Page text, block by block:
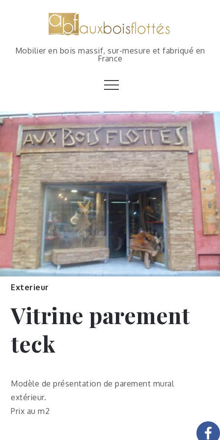
Mobilier en bois massif, sur-mesure et fabriqué en
France
Exterieur
Vitrine parement
teck
Modèle de présentation de parement mural
extérieur.
Prix au m2